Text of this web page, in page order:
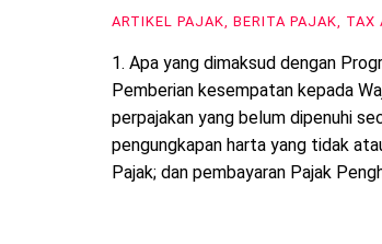
ARTIKEL PAJAK BERITA PAJAK TAX
1. Apa yang dimaksud dengan
Pemberian kesempatan kepada
perpajakan yang belum dipenuhi
pengungkapan harta yang tidak
Pajak; dan pembayaran Pajak